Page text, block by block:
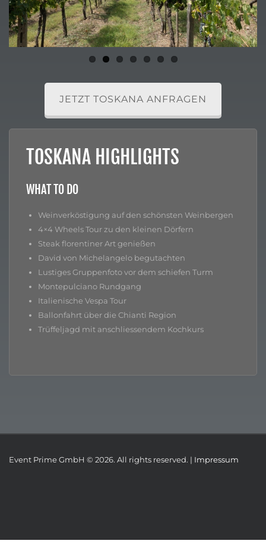
JETZT TOSKANA ANFRAGEN
TOSKANA HIGHLIGHTS
WHAT TO DO
Weinverköstigung auf den schönsten Weinbergen
4×4 Wheels Tour zu den kleinen Dörfern
Steak florentiner Art genießen
David von Michelangelo begutachten
Lustiges Gruppenfoto vor dem schiefen Turm
Montepulciano Rundgang
Italienische Vespa Tour
Ballonfahrt über die Chianti Region
Trüffeljagd mit anschliessendem Kochkurs
Event Prime GmbH © 2026. All rights reserved. | Impressum